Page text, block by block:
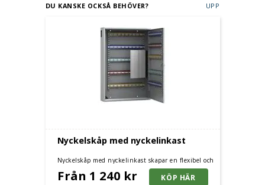
DU KANSKE OCKSÅ BEHÖVER? UPP
Nyckelskåp med nyckelinkast
Nyckelskåp med nyckelinkast skapar en flexibel och
säker hantering av nycklarna. Nyckelskåpet finns i
flera storlekar.
Från 1 240 kr